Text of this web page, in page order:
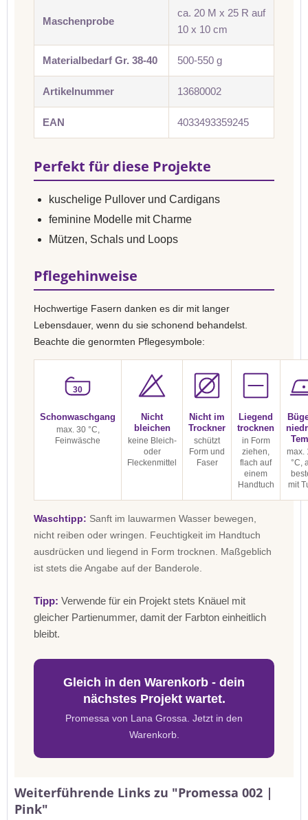
Maschenprobe
ca. 20 M x 25 R auf
10 x 10 cm
Materialbedarf Gr. 38-40 500-550 g
Artikelnummer 13680002
EAN 4033493359245
Perfekt für diese Projekte
kuschelige Pullover und Cardigans
feminine Modelle mit Charme
Mützen, Schals und Loops
Pflegehinweise
Hochwertige Fasern danken es dir mit langer
Lebensdauer, wenn du sie schonend behandelst.
Beachte die genormten Pflegesymbole:
30
Schonwaschgang
max. 30 °C,
Feinwäsche
Nicht
bleichen
keine Bleich-
oder
Fleckenmittel
Nicht im
Trockner
schützt
Form und
Faser
Liegend
trocknen
in Form
ziehen,
flach auf
einem
Handtuch
max.
°C,
mit
Waschtipp: Sanft im lauwarmen Wasser bewegen,
nicht reiben oder wringen. Feuchtigkeit im Handtuch
ausdrücken und liegend in Form trocknen. Maßgeblich
ist stets die Angabe auf der Banderole.
Tipp: Verwende für ein Projekt stets Knäuel mit
gleicher Partienummer, damit der Farbton einheitlich
bleibt.
Gleich in den Warenkorb - dein
nächstes Projekt wartet.
Promessa von Lana Grossa. Jetzt in den
Warenkorb.
Weiterführende Links zu "Promessa 002 |
Pink"